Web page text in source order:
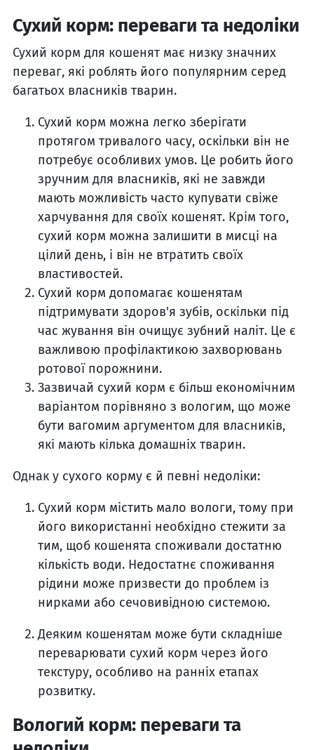
Сухий корм: переваги та недоліки
Сухий корм для кошенят має низку значних
переваг, які роблять його популярним серед
багатьох власників тварин.
Сухий корм можна легко зберігати
протягом тривалого часу, оскільки він не
потребує особливих умов. Це робить його
зручним для власників, які не завжди
мають можливість часто купувати свіже
харчування для своїх кошенят. Крім того,
сухий корм можна залишити в мисці на
цілий день, і він не втратить своїх
властивостей.
Сухий корм допомагає кошенятам
підтримувати здоров'я зубів, оскільки під
час жування він очищує зубний наліт. Це є
важливою профілактикою захворювань
ротової порожнини.
Зазвичай сухий корм є більш економічним
варіантом порівняно з вологим, що може
бути вагомим аргументом для власників,
які мають кілька домашніх тварин.
Однак у сухого корму є й певні недоліки:
Сухий корм містить мало вологи, тому при
його використанні необхідно стежити за
тим, щоб кошенята споживали достатню
кількість води. Недостатнє споживання
рідини може призвести до проблем із
нирками або сечовивідною системою.
Деяким кошенятам може бути складніше
переварювати сухий корм через його
текстуру, особливо на ранніх етапах
розвитку.
Вологий корм: переваги та